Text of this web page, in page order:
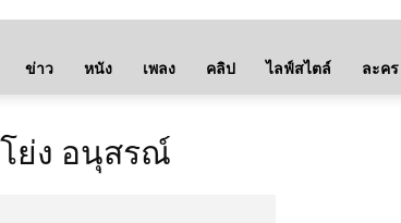
ข่าว หนัง เพลง คลิป ไลฟ์สไตล์ ละคร
ย่ง อนุสรณ์